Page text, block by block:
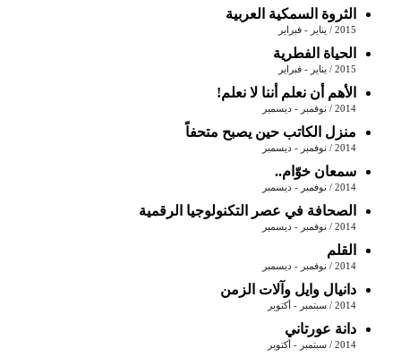
الثروة السمكية العربية
2015 / يناير - فبراير
الحياة الفطرية
2015 / يناير - فبراير
الأهم أن نعلم أننا لا نعلم!
2014 / نوفمبر - ديسمبر
منزل الكاتب حين يصبح متحفاً
2014 / نوفمبر - ديسمبر
سمعان خوّام..
2014 / نوفمبر - ديسمبر
الصحافة في عصر التكنولوجيا الرقمية
2014 / نوفمبر - ديسمبر
القلم
2014 / نوفمبر - ديسمبر
دانيال وايل وآلات الزمن
2014 / سبتمبر - أكتوبر
دانة عورتاني
2014 / سبتمبر - أكتوبر